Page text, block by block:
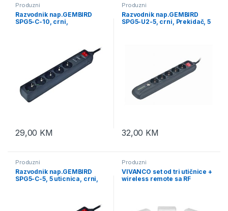
Produzni
Razvodnik nap.GEMBIRD
SPG5-C-10, crni,
29,00 KM
Produzni
Razvodnik nap.GEMBIRD
SPG5-U2-5, crni, Prekidač, 5
32,00 KM
Produzni
Razvodnik nap.GEMBIRD
SPG5-C-5, 5 uticnica, crni,
Produzni
VIVANCO set od tri utičnice +
wireless remote sa RF